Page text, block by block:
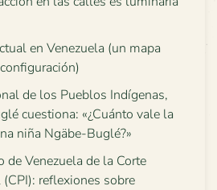
en Venezuela (un mapa
de los Pueblos Indígenas,
cuestiona: «¿Cuánto vale la
niña Ngäbe-Buglé?»
de Venezuela de la Corte
reflexiones sobre